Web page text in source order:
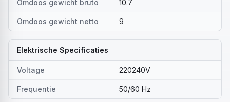
Omdoos gewicht bruto 10.7
Omdoos gewicht netto 9
Elektrische Specificaties
Voltage 220240V
Frequentie 50/60 Hz